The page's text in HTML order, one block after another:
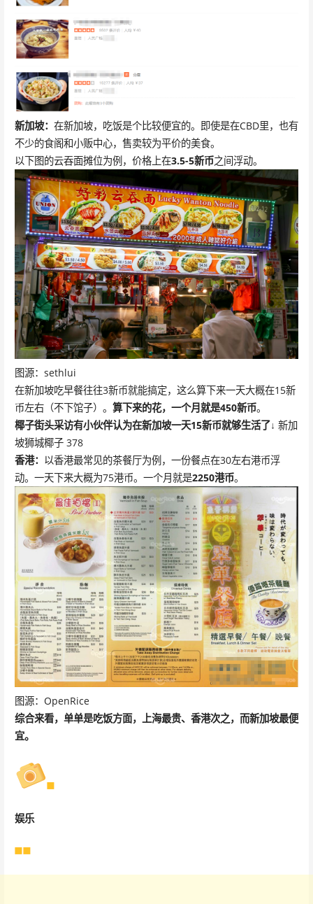
新加坡： 在新加坡，吃饭是个比较便宜的。即使是在CBD里，也有
不少的食阁和小贩中心，售卖较为平价的美食。
以下图的云吞面摊位为例，价格上在3.5-5新币之间浮动。
图源：sethlui
在新加坡吃早餐往往3新币就能搞定，这么算下来一天大概在15新
币左右（不下馆子）。 算下来的花，一个月就是450新币。
椰子街头采访有小伙伴认为在新加坡一天15新币就够生活了↓ 新加
坡狮城椰子 378
香港： 以香港最常见的茶餐厅为例，一份餐点在30左右港币浮
动。一天下来大概为75港币。一个月就是2250港币。
图源：OpenRice
综合来看，单单是吃饭方面，上海最贵、香港次之，而新加坡最便
宜。
娱乐